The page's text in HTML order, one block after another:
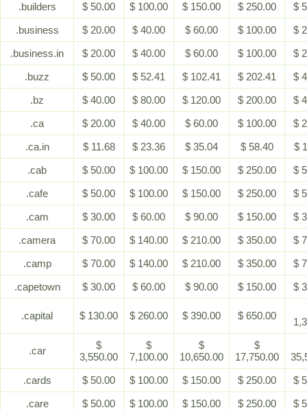
.builders
$ 50.00 $ 100.00 $ 150.00 $ 250.00
$
.business
$ 20.00 $ 40.00 $ 60.00 $ 100.00
$
.business.in
$ 20.00 $ 40.00 $ 60.00 $ 100.00
$
.buzz
$ 50.00 $ 52.41 $ 102.41 $ 202.41
$
.bz
$ 40.00 $ 80.00 $ 120.00 $ 200.00
$
.ca
$ 20.00 $ 40.00 $ 60.00 $ 100.00
$
.ca.in
$ 11.68 $ 23.36 $ 35.04 $ 58.40
$
.cab
$ 50.00 $ 100.00 $ 150.00 $ 250.00
$
.cafe
$ 50.00 $ 100.00 $ 150.00 $ 250.00
$
.cam
$ 30.00 $ 60.00 $ 90.00 $ 150.00
$
.camera
$ 70.00 $ 140.00 $ 210.00 $ 350.00
$
.camp
$ 70.00 $ 140.00 $ 210.00 $ 350.00
$
.capetown
$ 30.00 $ 60.00 $ 90.00 $ 150.00 $
.capital $ 130.00 $ 260.00 $ 390.00 $ 650.00
.car
$
3,550.00
$
7,100.00
$
10,650.00
$
17,750.00
.cards
$ 50.00 $ 100.00 $ 150.00 $ 250.00
$
.care
$ 50.00 $ 100.00 $ 150.00 $ 250.00 $